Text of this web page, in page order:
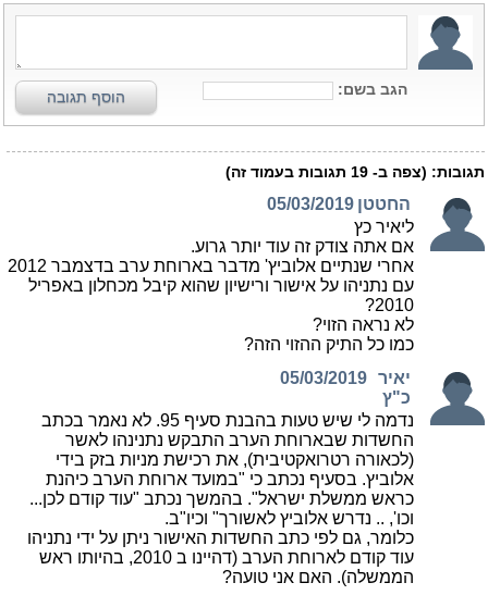
הגב בשם: הוסף תגובה
תגובות: (צפה ב- 19 תגובות בעמוד זה)
החטטן 05/03/2019
ליאיר כץ
אם אתה צודק זה עוד יותר גרוע.
אחרי שנתיים אלוביץ' מדבר בארוחת ערב בדצמבר 2012
עם נתניהו על אישור ורישיון שהוא קיבל מכחלון באפריל
2010?
לא נראה הזוי?
כמו כל התיק ההזוי הזה?
יאיר
כ"ץ
05/03/2019
נדמה לי שיש טעות בהבנת סעיף 95. לא נאמר בכתב
החשדות שבארוחת הערב התבקש נתנינהו לאשר
(לכאורה רטרואקטיבית), את רכישת מניות בזק בידי
אלוביץ. בסעיף נכתב כי "במועד ארוחת הערב כיהנת
כראש ממשלת ישראל". בהמשך נכתב "עוד קודם לכן...
וכו', .. נדרש אלוביץ לאשורך" וכיו"ב.
כלומר, גם לפי כתב החשדות האישור ניתן על ידי נתניהו
עוד קודם לארוחת הערב (דהיינו ב 2010, בהיותו ראש
הממשלה). האם אני טועה?